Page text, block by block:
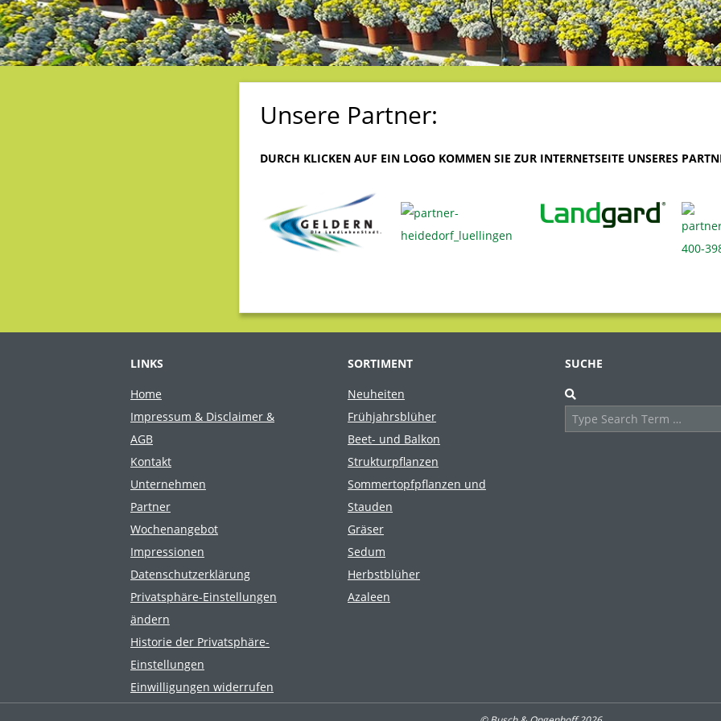
B
A
H
&
O
P
G
E
N
H
O
F
Unsere Partner:
DURCH KLICKEN AUF EIN LOGO KOMMEN SIE ZUR INTERNETSEITE UNSERES
LINKS
Home
Impressum & Disclaimer &
AGB
Kontakt
Unternehmen
Partner
Wochenangebot
Impressionen
Datenschutzerklärung
Privatsphäre-Einstellungen
ändern
Historie der Privatsphäre-
Einstellungen
Einwilligungen widerrufen
SORTIMENT
Neuheiten
Frühjahrsblüher
Beet- und Balkon
Strukturpflanzen
Sommertopfpflanzen und
Stauden
Gräser
Sedum
Herbstblüher
Azaleen
SUCHE
Search